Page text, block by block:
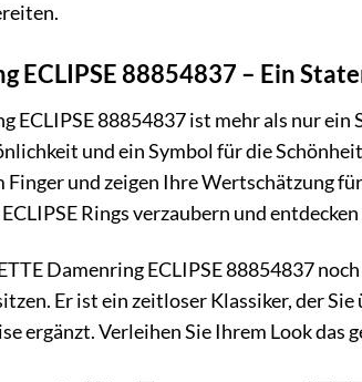
ECLIPSE 88854837 – Ein
ECLIPSE 88854837 ist mehr als nur
und ein Symbol für die
Finger und zeigen Ihre Wertschätzung
Rings verzaubern und
Damenring ECLIPSE 88854837
Er ist ein zeitloser Klassiker, der
ergänzt. Verleihen Sie Ihrem Look das